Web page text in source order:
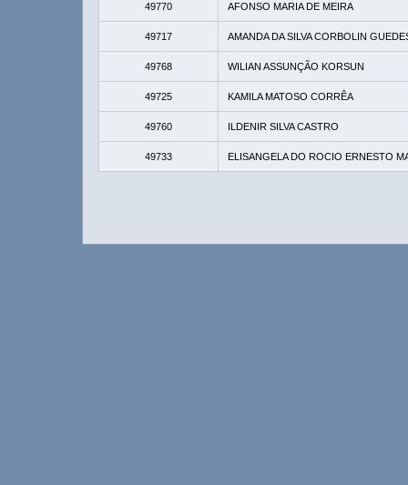
49770 AFONSO MARIA DE MEIRA
49717 AMANDA DA SILVA CORBOLIN
49768 WILIAN ASSUNÇÃO KORSUN
49725 KAMILA MATOSO CORRÊA
49760 ILDENIR SILVA CASTRO
49733 ELISANGELA DO ROCIO ERNESTO